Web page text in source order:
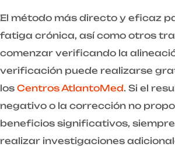
El método más directo y eficaz
fatiga crónica, así como otros
comenzar verificando la
verificación puede realizarse
los Centros AtlantoMed. Si el
negativo o la corrección no
beneficios significativos,
realizar investigaciones